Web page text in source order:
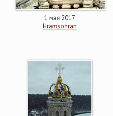
1 мая 2017
Hramsohran